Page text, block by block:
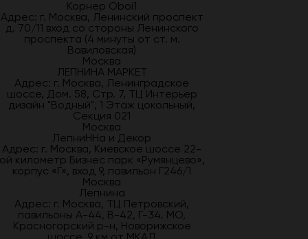
Корнер Oboi1
Адрес: г. Москва, Ленинский проспект
д. 70/11 вход со стороны Ленинского
проспекта (4 минуты от ст. м.
Вавиловская)
Москва
ЛЕПНИНА МАРКЕТ
Адрес: г. Москва, Ленинградское
шоссе, Дом. 58, Стр. 7, ТЦ Интерьер
дизайн "Водный", 1 Этаж цокольный,
Секция 021
Москва
ЛепниННа и Декор
Адрес: г. Москва, Киевское шоссе 22-
километр Бизнес парк «Румянцево»,
корпус «Г», вход 9, павильон Г246/1
Москва
Лепнина
Адрес: г. Москва, ТЦ Петровский,
павильоны А-44, В-42, Г-34. МО,
Красногорский р-н, Новорижское